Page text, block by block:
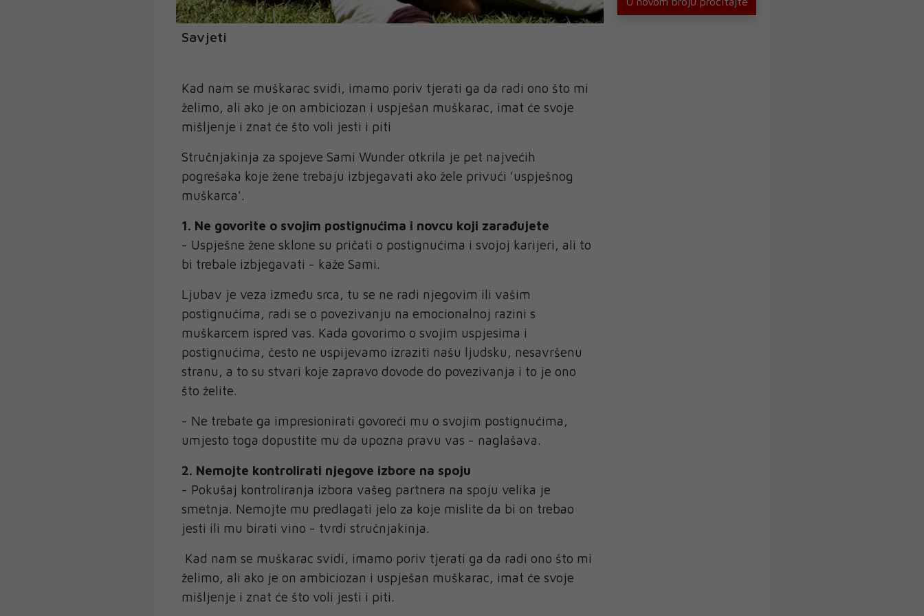
Savjeti
Kad nam se muškarac svidi, imamo poriv tjerati ga da radi ono što mi
želimo, ali ako je on ambiciozan i uspješan muškarac, imat će svoje
mišljenje i znat će što voli jesti i piti
Stručnjakinja za spojeve Sami Wunder otkrila je pet najvećih
pogrešaka koje žene trebaju izbjegavati ako žele privući 'uspješnog
muškarca'.
1. Ne govorite o svojim postignućima i novcu koji zarađujete
- Uspješne žene sklone su pričati o postignućima i svojoj karijeri, ali to
bi trebale izbjegavati - kaže Sami.
Ljubav je veza između srca, tu se ne radi njegovim ili vašim
postignućima, radi se o povezivanju na emocionalnoj razini s
muškarcem ispred vas. Kada govorimo o svojim uspjesima i
postignućima, često ne uspijevamo izraziti našu ljudsku, nesavršenu
stranu, a to su stvari koje zapravo dovode do povezivanja i to je ono
što želite.
- Ne trebate ga impresionirati govoreći mu o svojim postignućima,
umjesto toga dopustite mu da upozna pravu vas - naglašava.
2. Nemojte kontrolirati njegove izbore na spoju
- Pokušaj kontroliranja izbora vašeg partnera na spoju velika je
smetnja. Nemojte mu predlagati jelo za koje mislite da bi on trebao
jesti ili mu birati vino - tvrdi stručnjakinja.
Kad nam se muškarac svidi, imamo poriv tjerati ga da radi ono što mi
želimo, ali ako je on ambiciozan i uspješan muškarac, imat će svoje
mišljenje i znat će što voli jesti i piti.